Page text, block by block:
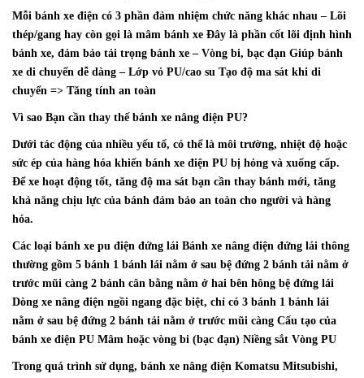
Mỗi bánh xe điện có 3 phần đảm nhiệm chức năng khác nhau – Lõi
thép/gang hay còn gọi là mâm bánh xe Đây là phần cốt lõi định hình
bánh xe, đảm bảo tải trọng bánh xe – Vòng bi, bạc đạn Giúp bánh
xe di chuyển dễ dàng – Lớp vỏ PU/cao su Tạo độ ma sát khi di
chuyển => Tăng tính an toàn
Vì sao Bạn cần thay thế bánh xe nâng điện PU?
Dưới tác động của nhiều yếu tố, có thể là môi trường, nhiệt độ hoặc
sức ép của hàng hóa khiến bánh xe điện PU bị hỏng và xuống cấp.
Để xe hoạt động tốt, tăng độ ma sát bạn cần thay bánh mới, tăng
khả năng chịu lực của bánh đảm bảo an toàn cho người và hàng
hóa.
Các loại bánh xe pu điện đứng lái Bánh xe nâng điện đứng lái thông
thường gồm 5 bánh 1 bánh lái nằm ở sau bệ đứng 2 bánh tải nằm ở
trước mũi càng 2 bánh cân bằng nằm ở hai bên hông bệ đứng lái
Dòng xe nâng điện ngồi ngang đặc biệt, chỉ có 3 bánh 1 bánh lái
nằm ở sau bệ đứng 2 bánh tải nằm ở trước mũi càng Cấu tạo của
bánh xe điện PU Mâm hoặc vòng bi (bạc đạn) Niềng sắt Vòng PU
Trong quá trình sử dụng, bánh xe nâng điện Komatsu Mitsubishi,